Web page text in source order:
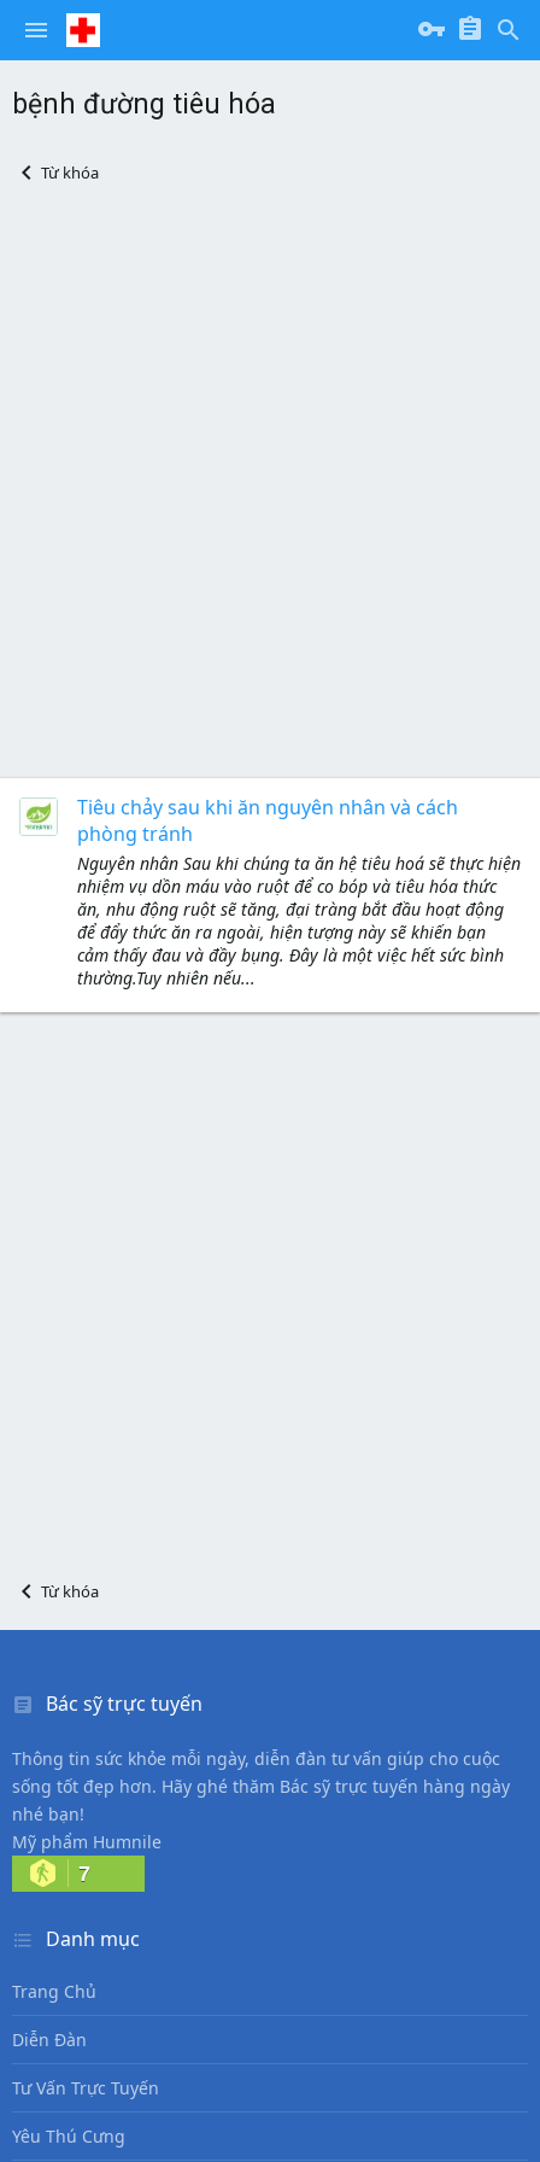
bệnh đường tiêu hóa
Từ khóa
Tiêu chảy sau khi ăn nguyên nhân và cách
phòng tránh
Nguyên nhân Sau khi chúng ta ăn hệ tiêu hoá sẽ thực hiện
nhiệm vụ dồn máu vào ruột để co bóp và tiêu hóa thức
ăn, nhu động ruột sẽ tăng, đại tràng bắt đầu hoạt động
để đẩy thức ăn ra ngoài, hiện tượng này sẽ khiến bạn
cảm thấy đau và đầy bụng. Đây là một việc hết sức bình
thường.Tuy nhiên nếu...
Từ khóa
Bác sỹ trực tuyến
Thông tin sức khỏe mỗi ngày, diễn đàn tư vấn giúp cho cuộc
sống tốt đẹp hơn. Hãy ghé thăm Bác sỹ trực tuyến hàng ngày
nhé bạn!
Mỹ phẩm Humnile
7
Danh mục
Trang Chủ
Diễn Đàn
Tư Vấn Trực Tuyến
Yêu Thú Cưng